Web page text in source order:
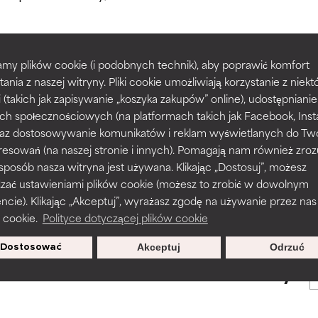
plików cookie (i podobnych technik), aby poprawić komfort
z naszej witryny. Pliki cookie umożliwiają korzystanie z
jak zapisywanie „koszyka zakupów” online),
społecznościowych (na platformach takich jak Facebook,
dostosowywanie komunikatów i reklam wyświetlanych do
(na naszej stronie i innych). Pomagają nam również
nasza witryna jest używana. Klikając „Dostosuj”, możesz
ustawieniami plików cookie (możesz to zrobić w dowolnym
Klikając „Akceptuj”, wyrażasz zgodę na używanie przez nas
Polityce dotyczącej plików cookie
Dostosować Odrzuć
Akceptuj
POWRÓT DO WYSZUKIWANIA
to assess ingredients in this dictionary. Regulations
tekstury, stabilności lub penetracji formuły.
ale może mieć problemy estetyczne, stabilności lub inne,
użyteczność.
podrażnienia. Ryzyko wzrasta w połączeniu z innymi
składnikami.
podrażnienie, stan zapalny, suchość itp. Może przynosić
ale ogólnie udowodniono, że wyrządza więcej szkody niż
tekstury, stabilności lub penetracji formuły.
ale może mieć problemy estetyczne, stabilności lub inne,
użyteczność.
podrażnienia. Ryzyko wzrasta w połączeniu z innymi
składnikami.
podrażnienie, stan zapalny, suchość itp. Może przynosić
ale ogólnie udowodniono, że wyrządza więcej szkody niż
się, aby otrzymywać wyjątkowe